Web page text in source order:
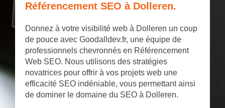
Référencement SEO à Dolleren.
Donnez à votre visibilité web à Dolleren un coup
de pouce avec Goodalldev.fr, une équipe de
professionnels chevronnés en Référencement
Web SEO. Nous utilisons des stratégies
novatrices pour offrir à vos projets web une
efficacité SEO indéniable, vous permettant ainsi
de dominer le domaine du SEO à Dolleren.